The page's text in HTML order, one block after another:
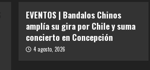
EVENTOS | Bandalos Chinos
amplía su gira por Chile y suma
concierto en Concepción
4 agosto, 2026